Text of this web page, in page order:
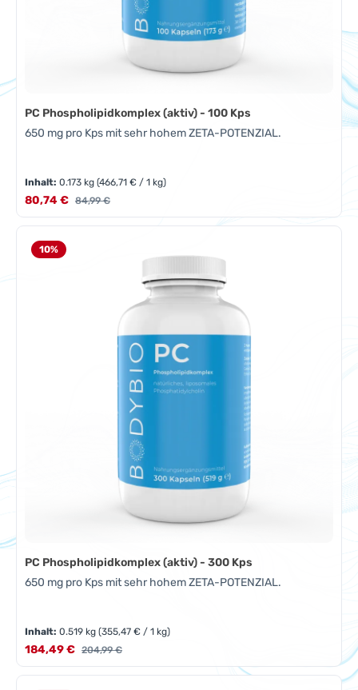
PC Phospholipidkomplex (aktiv) - 100 Kps
650 mg pro Kps mit sehr hohem ZETA-POTENZIAL.
Inhalt:0.173 kg(466,71 € / 1 kg)
Verkaufspreis:
80,74 € Regulärer Preis:
84,99 €
10%
PC Phospholipidkomplex (aktiv) - 300 Kps
650 mg pro Kps mit sehr hohem ZETA-POTENZIAL.
Inhalt:0.519 kg(355,47 € / 1 kg)
Verkaufspreis:
184,49 € Regulärer Preis:
204,99 €